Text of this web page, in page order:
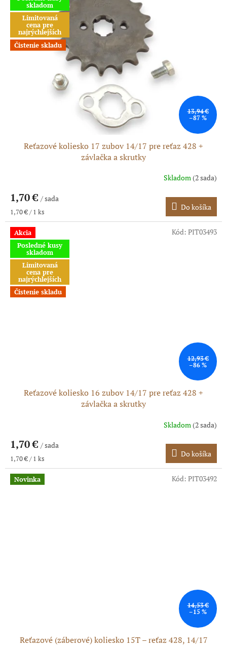
skladom
Limitovaná
cena pre
najrýchlejších
Čistenie skladu
13,94 €
–87 %
Reťazové koliesko 17 zubov 14/17 pre reťaz 428 +
závlačka a skrutky
Skladom(2 sada)
1,70 € / sada
Jednotková
cena:
1,70 € / 1 ks Do košíka
Akcia
Posledné kusy
skladom
Limitovaná
cena pre
najrýchlejších
Čistenie skladu
12,93 €
–86 %
Reťazové koliesko 16 zubov 14/17 pre reťaz 428 +
závlačka a skrutky
Skladom (2 sada)
1,70 € / sada
Jednotková
cena:
1,70 € / 1 ks Do košíka
Kód: PIT03493
Novinka
14,53 €
–15 %
Reťazové (záberové) koliesko 15T – reťaz 428, 14/17
Kód: PIT03492